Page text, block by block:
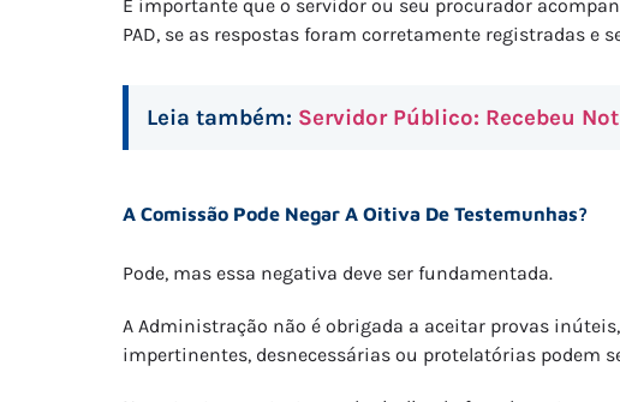
É importante que o servidor ou seu procurador
PAD, se as respostas foram corretamente registradas e
Leia também: Servidor Público: Recebeu
A Comissão Pode Negar A Oitiva De Testemunhas?
Pode, mas essa negativa deve ser fundamentada.
A Administração não é obrigada a aceitar provas
impertinentes, desnecessárias ou protelatórias podem